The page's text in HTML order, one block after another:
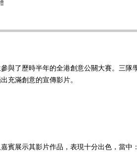
與了歷時半年的全港創意公關大賽。三
充滿創意的宣傳影片。
賓展示其影片作品，表現十分出色，當中：